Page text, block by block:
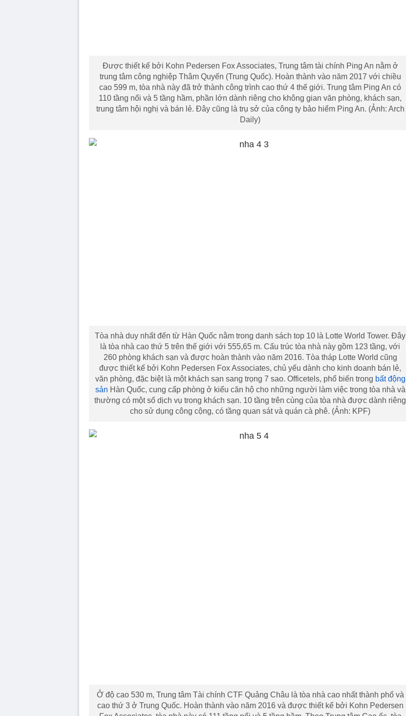
Được thiết kế bởi Kohn Pedersen Fox Associates, Trung tâm tài chính Ping An nằm ở
trung tâm công nghiệp Thâm Quyến (Trung Quốc). Hoàn thành vào năm 2017 với chiều
cao 599 m, tòa nhà này đã trở thành công trình cao thứ 4 thế giới. Trung tâm Ping An có
110 tầng nổi và 5 tầng hầm, phần lớn dành riêng cho không gian văn phòng, khách sạn,
trung tâm hội nghị và bán lẻ. Đây cũng là trụ sở của công ty bảo hiểm Ping An. (Ảnh: Arch
Daily)
Tòa nhà duy nhất đến từ Hàn Quốc nằm trong danh sách top 10 là Lotte World Tower. Đây
là tòa nhà cao thứ 5 trên thế giới với 555,65 m. Cấu trúc tòa nhà này gồm 123 tầng, với
260 phòng khách sạn và được hoàn thành vào năm 2016. Tòa tháp Lotte World cũng
được thiết kế bởi Kohn Pedersen Fox Associates, chủ yếu dành cho kinh doanh bán lẻ,
văn phòng, đặc biệt là một khách sạn sang trọng 7 sao. Officetels, phổ biến trong bất động
sản Hàn Quốc, cung cấp phòng ở kiểu căn hộ cho những người làm việc trong tòa nhà và
thường có một số dịch vụ trong khách sạn. 10 tầng trên cùng của tòa nhà được dành riêng
cho sử dụng công cộng, có tầng quan sát và quán cà phê. (Ảnh: KPF)
Ở độ cao 530 m, Trung tâm Tài chính CTF Quảng Châu là tòa nhà cao nhất thành phố và
cao thứ 3 ở Trung Quốc. Hoàn thành vào năm 2016 và được thiết kế bởi Kohn Pedersen